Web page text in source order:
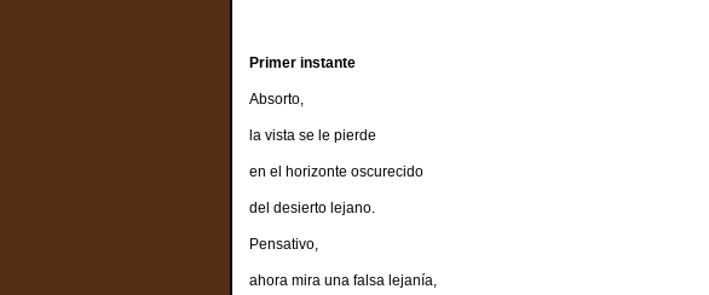
Primer instante
Absorto,
la vista se le pierde
en el horizonte oscurecido
del desierto lejano.
Pensativo,
ahora mira una falsa lejanía,